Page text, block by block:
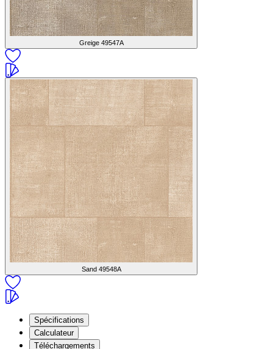
Greige 49547A
Sand 49548A
Spécifications
Calculateur
Téléchargements